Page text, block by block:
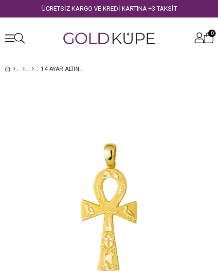
ÜCRETSİZ KARGO VE KREDİ KARTINA +3 TAKSİT
0
14 AYAR ALTIN ANTIK MISIR ANKH KOLYE UCU